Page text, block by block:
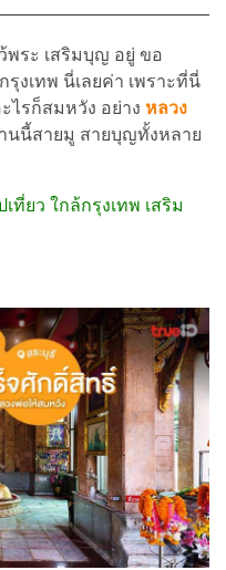
พระ เสริมบุญ อยู่ ขอ
รุงเทพ นี่เลยค่า เพราะที่นี่
ไรก็สมหวัง อย่าง หลวง
นนี้สายมู สายบุญทั้งหลาย
ที่ยว ใกล้กรุงเทพ เสริม